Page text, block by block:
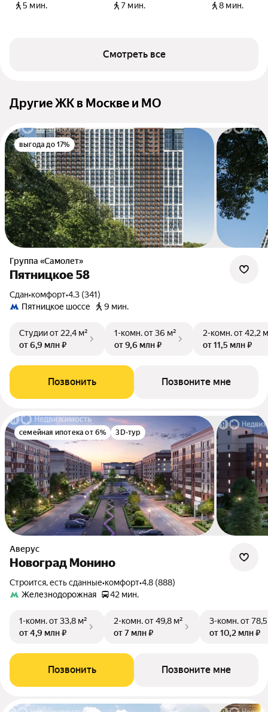
5 мин.
7 мин.
8 мин.
Смотреть все
Другие ЖК в Москве и МО
выгода до 17%
Группа «Самолет»
Пятницкое 58
Сдан•комфорт•4.3 (341)
Пятницкое шоссе
9 мин.
Студииот 22,4 м²
от 6,9 млн ₽
1-комн.от 36 м²
от 9,6 млн ₽
2-комн.от 42,2
от 11,5 млн ₽
Позвонить Позвоните мне
семейная ипотека от 6% 3D-тур
Аверус
Новоград Монино
Строится, есть сданные•комфорт•4.8 (888)
Железнодорожная
42 мин.
1-комн.от 33,8 м²
от 4,9 млн ₽
2-комн.от 49,8 м²
от 7 млн ₽
3-комн.от
от 10,2 млн ₽
Позвонить Позвоните мне